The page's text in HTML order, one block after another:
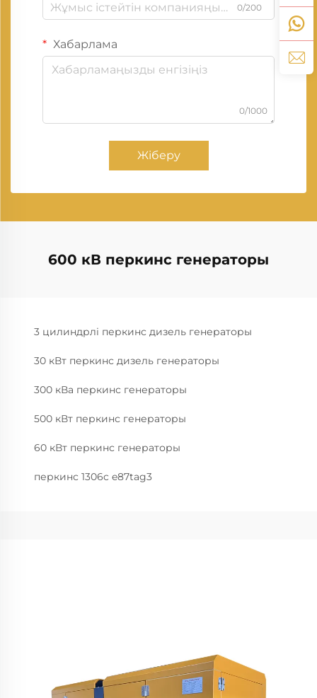
0/200
Хабарлама
0/1000
Жіберу
600 кВ перкинс генераторы
3 цилиндрлі перкинс дизель генераторы
30 кВт перкинс дизель генераторы
300 кВа перкинс генераторы
500 кВт перкинс генераторы
60 кВт перкинс генераторы
перкинс 1306c e87tag3